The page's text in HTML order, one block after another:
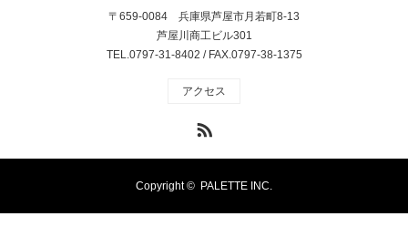
〒659-0084 兵庫県芦屋市月若町8-13
芦屋川商工ビル301
TEL.0797-31-8402 / FAX.0797-38-1375
アクセス
Copyright © PALETTE INC.